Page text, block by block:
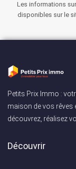
Les informations
disponibles sur le
Petits Prix Immo :
maison de vos rêves
découvrez, réalisez
Découvrir